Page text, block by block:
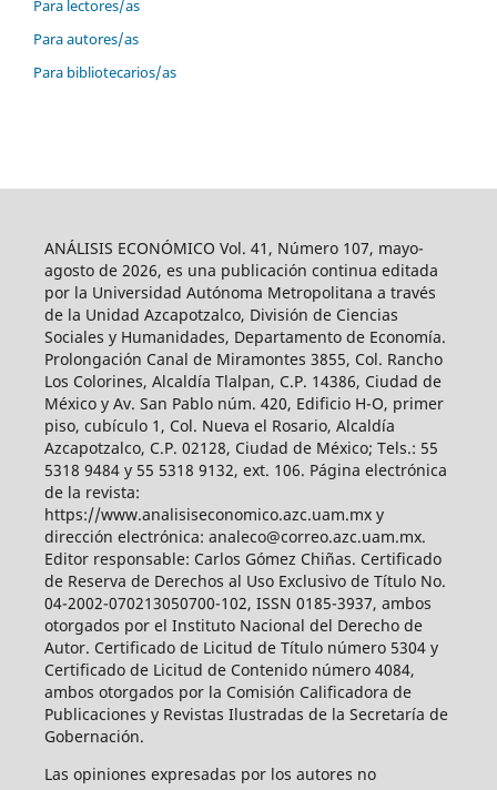
Para lectores/as
Para autores/as
Para bibliotecarios/as
ANÁLISIS ECONÓMICO Vol. 41, Número 107, mayo-
agosto de 2026, es una publicación continua editada
por la Universidad Autónoma Metropolitana a través
de la Unidad Azcapotzalco, División de Ciencias
Sociales y Humanidades, Departamento de Economía.
Prolongación Canal de Miramontes 3855, Col. Rancho
Los Colorines, Alcaldía Tlalpan, C.P. 14386, Ciudad de
México y Av. San Pablo núm. 420, Edificio H-O, primer
piso, cubículo 1, Col. Nueva el Rosario, Alcaldía
Azcapotzalco, C.P. 02128, Ciudad de México; Tels.: 55
5318 9484 y 55 5318 9132, ext. 106. Página electrónica
de la revista:
https://www.analisiseconomico.azc.uam.mx y
dirección electrónica: analeco@correo.azc.uam.mx.
Editor responsable: Carlos Gómez Chiñas. Certificado
de Reserva de Derechos al Uso Exclusivo de Título No.
04-2002-070213050700-102, ISSN 0185-3937, ambos
otorgados por el Instituto Nacional del Derecho de
Autor. Certificado de Licitud de Título número 5304 y
Certificado de Licitud de Contenido número 4084,
ambos otorgados por la Comisión Calificadora de
Publicaciones y Revistas Ilustradas de la Secretaría de
Gobernación.
Las opiniones expresadas por los autores no